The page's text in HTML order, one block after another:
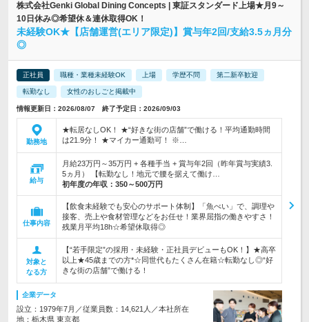
株式会社Genki Global Dining Concepts | 東証スタンダード上場★月9～
10日休み◎希望休＆連休取得OK！
未経験OK★【店舗運営(エリア限定)】賞与年2回/支給3.5ヵ月分
◎
正社員 職種・業種未経験OK 上場 学歴不問 第二新卒歓迎
転勤なし 女性のおしごと掲載中
情報更新日：2026/08/07 終了予定日：2026/09/03
勤務地
★転居なしOK！ ★“好きな街の店舗”で働ける！平均通勤時間
は21.9分！ ★マイカー通勤可！ ※…
給与
月給23万円～35万円 + 各種手当 + 賞与年2回（昨年賞与実績3.
5ヵ月） 【転勤なし！地元で腰を据えて働け…
初年度の年収： 350～500万円
仕事内容
【飲食未経験でも安心のサポート体制】「魚べい」で、調理や
接客、売上や食材管理などをお任せ！業界屈指の働きやすさ！
残業月平均18h☆希望休取得◎
対象と
なる方
【“若手限定”の採用・未経験・正社員デビューもOK！】★高卒
以上★45歳までの方*☆同世代もたくさん在籍☆転勤なし◎“好
きな街の店舗”で働ける！
企業データ
設立：1979年7月／従業員数：14,621人／本社所在
地：栃木県 東京都